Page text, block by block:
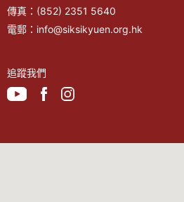
傳真： (852) 2351 5640
電郵： info@siksikyuen.org.hk
追蹤我們